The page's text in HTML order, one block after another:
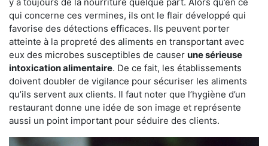
qui concerne ces vermines, ils ont le flair développé qui
favorise des détections efficaces. Ils peuvent porter
atteinte à la propreté des aliments en transportant avec
eux des microbes susceptibles de causer une sérieuse
intoxication alimentaire. De ce fait, les établissements
doivent doubler de vigilance pour sécuriser les aliments
qu’ils servent aux clients. Il faut noter que l’hygiène d’un
restaurant donne une idée de son image et représente
aussi un point important pour séduire des clients.